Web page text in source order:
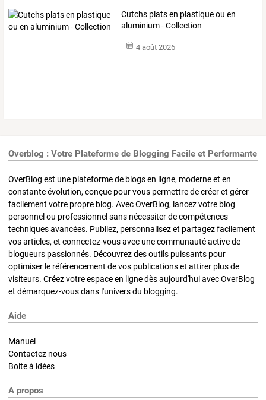
Cutchs plats en plastique ou en
aluminium - Collection
4 août 2026
Overblog : Votre Plateforme de Blogging Facile et Performante
OverBlog est une plateforme de blogs en ligne, moderne et en
constante évolution, conçue pour vous permettre de créer et gérer
facilement votre propre blog. Avec OverBlog, lancez votre blog
personnel ou professionnel sans nécessiter de compétences
techniques avancées. Publiez, personnalisez et partagez facilement
vos articles, et connectez-vous avec une communauté active de
blogueurs passionnés. Découvrez des outils puissants pour
optimiser le référencement de vos publications et attirer plus de
visiteurs. Créez votre espace en ligne dès aujourd'hui avec OverBlog
et démarquez-vous dans l'univers du blogging.
Aide
Manuel
Contactez nous
Boite à idées
A propos